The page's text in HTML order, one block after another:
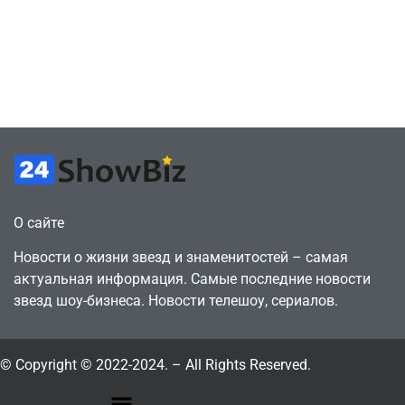
О сайте
Новости о жизни звезд и знаменитостей – самая
актуальная информация. Самые последние новости
звезд шоу-бизнеса. Новости телешоу, сериалов.
© Copyright © 2022-2024. – All Rights Reserved.